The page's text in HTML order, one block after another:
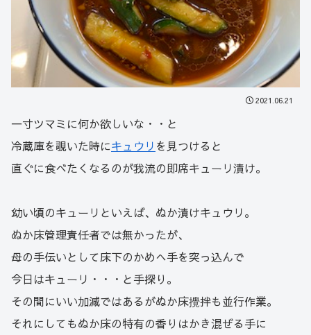
2021.06.21
一寸ツマミに何か欲しいな・・と
冷蔵庫を覗いた時にキュウリ を見つけると
直ぐに食べたくなるのが我流の即席キューリ漬け。
幼い頃のキューリといえば、ぬか漬けキュウリ。
ぬか床管理責任者では無かったが、
母の手伝いとして床下のかめへ手を突っ込んで
今日はキューリ・・・と手探り。
その間にいい加減ではあるがぬか床攪拌も並行作業。
それにしてもぬか床の特有の香りはかき混ぜる手に